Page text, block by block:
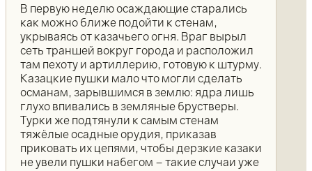
В первую неделю осаждающие старались
как можно ближе подойти к стенам,
укрываясь от казачьего огня. Враг вырыл
сеть траншей вокруг города и расположил
там пехоту и артиллерию, готовую к штурму.
Казацкие пушки мало что могли сделать
османам, зарывшимся в землю: ядра лишь
глухо впивались в земляные брустверы.
Турки же подтянули к самым стенам
тяжёлые осадные орудия, приказав
приковать их цепями, чтобы дерзкие казаки
не увели пушки набегом – такие случаи уже